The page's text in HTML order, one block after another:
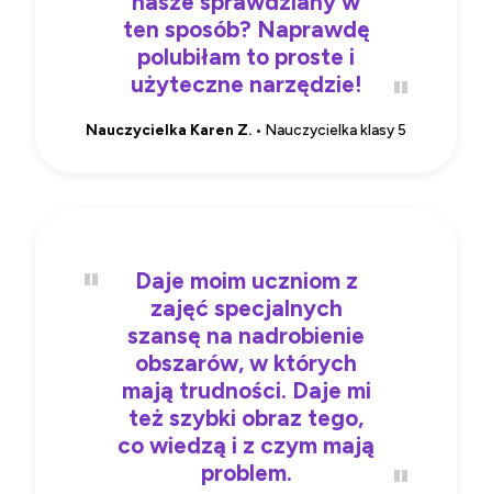
ten sposób? Naprawdę
polubiłam to proste i
użyteczne narzędzie!
Nauczycielka Karen Z. • Nauczycielka klasy 5
Daje moim uczniom z
zajęć specjalnych
szansę na nadrobienie
obszarów, w których
mają trudności. Daje mi
też szybki obraz tego,
co wiedzą i z czym mają
problem.